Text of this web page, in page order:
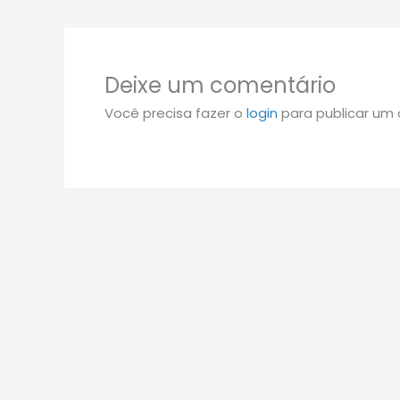
Deixe um comentário
Você precisa fazer o login para publicar um